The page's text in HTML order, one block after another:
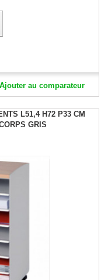
Ajouter au comparateur
L51,4 H72 P33 CM
GRIS